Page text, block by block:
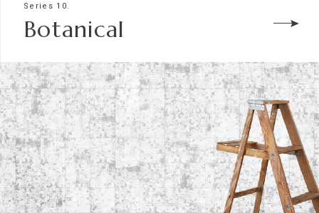
Series 10.
Botanical